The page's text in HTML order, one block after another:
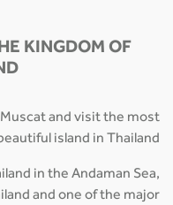
KINGDOM OF
Muscat and visit the most
beautiful island in Thailand.
in the Andaman Sea,
and one of the major